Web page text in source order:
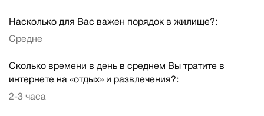
Насколько для Вас важен порядок в жилище?:
Средне
Сколько времени в день в среднем Вы тратите в
интернете на «отдых» и развлечения?:
2-3 часа